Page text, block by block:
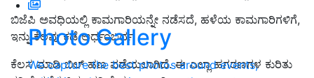
Photo Gallery
We capture the best photos around events,
ಬಿಜೆಪಿ ಅವಧಿಯಲ್ಲಿ ಕಾಮಗಾರಿಯನ್ನೇ ನಡೆಸದೆ, ಹಳೆಯ ಕಾಮಗಾರಿಗಳಿಗೆ,
ಇನ್ನು ಕೆಲವು ಕಡೆ ಅರ್ಧಂಬರ್ದ
ಕೆಲಸ ಮಾಡಿ ಬಿಲ್ ಹಣ ಪಡೆಯಲಾಗಿದೆ. ಈ ಎಲ್ಲಾ ಹಗರಣಗಳ ಕುರಿತು